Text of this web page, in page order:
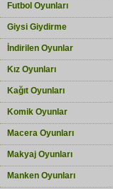
Futbol Oyunları
Giysi Giydirme
İndirilen Oyunlar
Kız Oyunları
Kağıt Oyunları
Komik Oyunlar
Macera Oyunları
Makyaj Oyunları
Manken Oyunları